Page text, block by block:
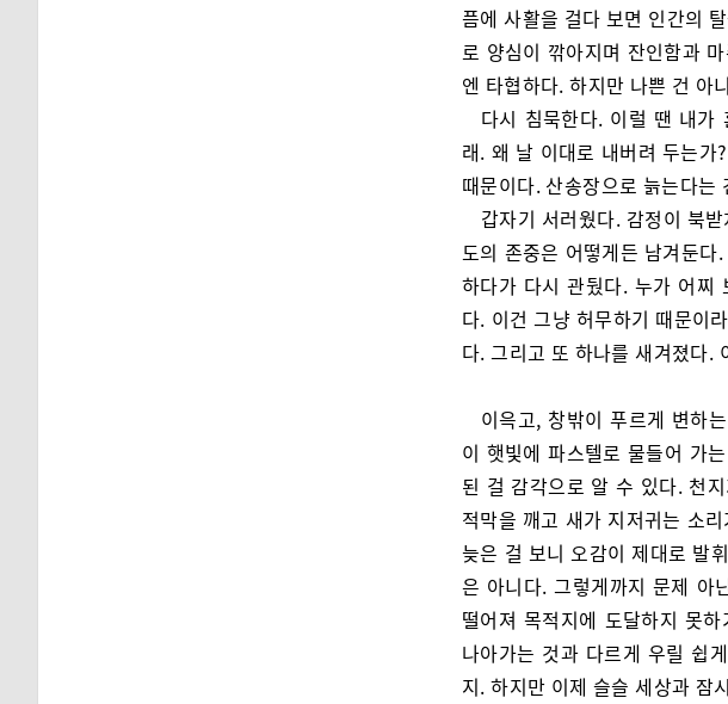
픔에 사활을 걸다 보면 인간의
로 양심이 깎아지며 잔인함과
엔 타협하다. 하지만 나쁜 건 아
다시 침묵한다. 이럴 땐 내가
래. 왜 날 이대로 내버려 두는
때문이다. 산송장으로 늙는다는
갑자기 서러웠다. 감정이 북
도의 존중은 어떻게든 남겨둔
하다가 다시 관뒀다. 누가 어찌
다. 이건 그냥 허무하기 때문이
다. 그리고 또 하나를 새겨졌다.
이윽고, 창밖이 푸르게 변하
이 햇빛에 파스텔로 물들어 가
된 걸 감각으로 알 수 있다. 천
적막을 깨고 새가 지저귀는 소
늦은 걸 보니 오감이 제대로 발
은 아니다. 그렇게까지 문제 아
떨어져 목적지에 도달하지 못
나아가는 것과 다르게 우릴 쉽
지. 하지만 이제 슬슬 세상과 잠